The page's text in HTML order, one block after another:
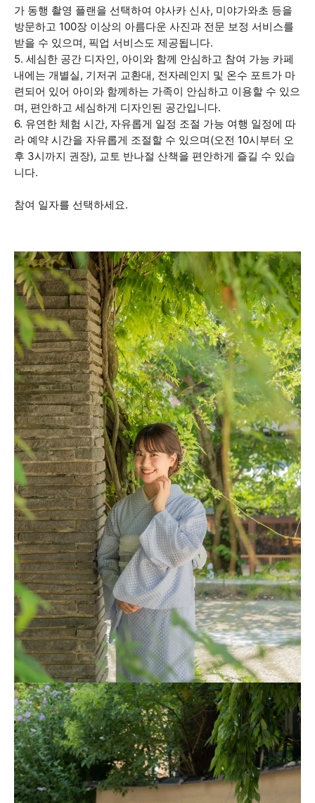
가 동행 촬영 플랜을 선택하여 야사카 신사, 미야가와초 등을
방문하고 100장 이상의 아름다운 사진과 전문 보정 서비스를
받을 수 있으며, 픽업 서비스도 제공됩니다.
5. 세심한 공간 디자인, 아이와 함께 안심하고 참여 가능 카페
내에는 개별실, 기저귀 교환대, 전자레인지 및 온수 포트가 마
련되어 있어 아이와 함께하는 가족이 안심하고 이용할 수 있으
며, 편안하고 세심하게 디자인된 공간입니다.
6. 유연한 체험 시간, 자유롭게 일정 조절 가능 여행 일정에 따
라 예약 시간을 자유롭게 조절할 수 있으며(오전 10시부터 오
후 3시까지 권장), 교토 반나절 산책을 편안하게 즐길 수 있습
니다.
참여 일자를 선택하세요.